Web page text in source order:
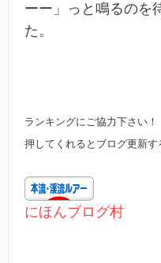
ーー」っと鳴るのを
た。
ランキングにご協力下さい！
押してくれるとブログ更新
にほんブログ村